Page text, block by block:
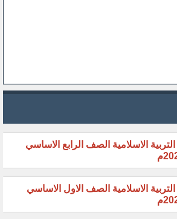
الاسلامية الصف الرابع الاساسي
الاسلامية الصف الاول الاساسي